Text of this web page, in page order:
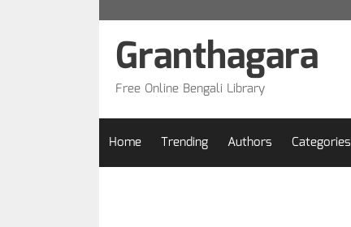
Granthagara
Free Online Bengali Library
Home Trending Authors Categories